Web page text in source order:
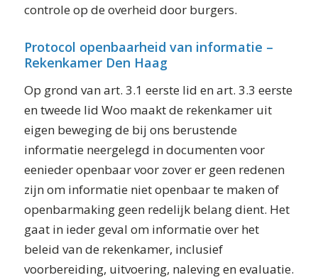
controle op de overheid door burgers.
Protocol openbaarheid van informatie –
Rekenkamer Den Haag
Op grond van art. 3.1 eerste lid en art. 3.3 eerste
en tweede lid Woo maakt de rekenkamer uit
eigen beweging de bij ons berustende
informatie neergelegd in documenten voor
eenieder openbaar voor zover er geen redenen
zijn om informatie niet openbaar te maken of
openbarmaking geen redelijk belang dient. Het
gaat in ieder geval om informatie over het
beleid van de rekenkamer, inclusief
voorbereiding, uitvoering, naleving en evaluatie.